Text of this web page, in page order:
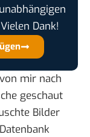
Dank!
mir nach
geschaut
Bilder